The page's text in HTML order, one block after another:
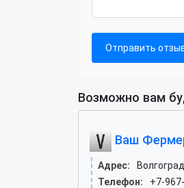
Отправить
Возможно вам
Ваш
Адрес:
Телефон:
+7-